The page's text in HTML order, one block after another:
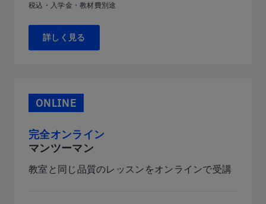
税込・入学金・教材費別途
詳しく見る
ONLINE
完全オンライン
マンツーマン
教室と同じ品質のレッスンをオンラインで受講